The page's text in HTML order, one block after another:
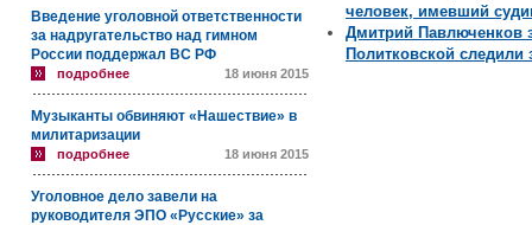
Введение уголовной ответственности
за надругательство над гимном
России поддержал ВС РФ
подробнее 18 июня 2015
Музыканты обвиняют «Нашествие» в
милитаризации
подробнее 18 июня 2015
Уголовное дело завели на
руководителя ЭПО «Русские» за
человек, имевший
Дмитрий Павлюченков
Политковской